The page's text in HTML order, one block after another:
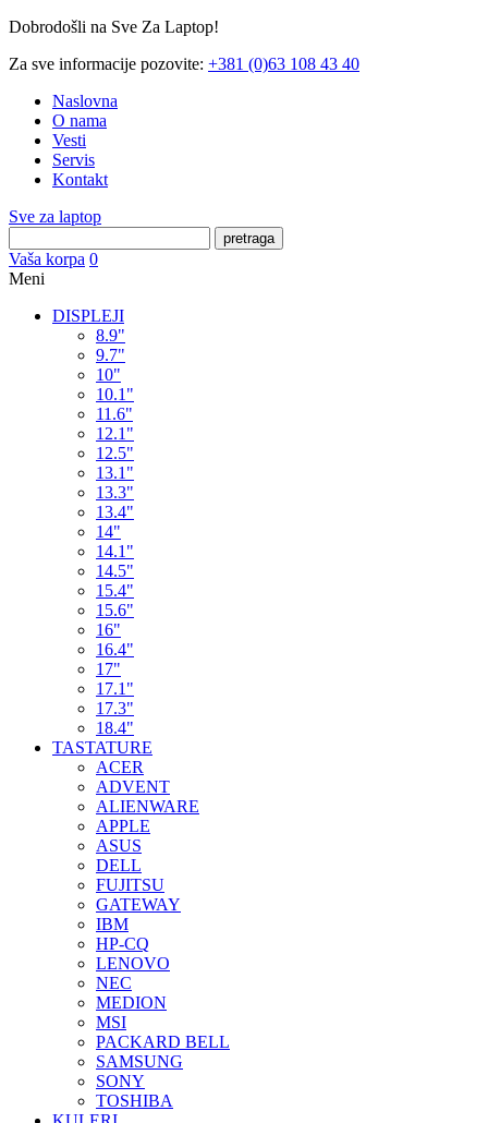
Dobrodošli na Sve Za Laptop!
Za sve informacije pozovite: +381 (0)63 108 43 40
Naslovna
O nama
Vesti
Servis
Kontakt
Sve za laptop
pretraga
Vaša korpa 0
Meni
DISPLEJI
8.9"
9.7"
10"
10.1"
11.6"
12.1"
12.5"
13.1"
13.3"
13.4"
14"
14.1"
14.5"
15.4"
15.6"
16"
16.4"
17"
17.1"
17.3"
18.4"
TASTATURE
ACER
ADVENT
ALIENWARE
APPLE
ASUS
DELL
FUJITSU
GATEWAY
IBM
HP-CQ
LENOVO
NEC
MEDION
MSI
PACKARD BELL
SAMSUNG
SONY
TOSHIBA